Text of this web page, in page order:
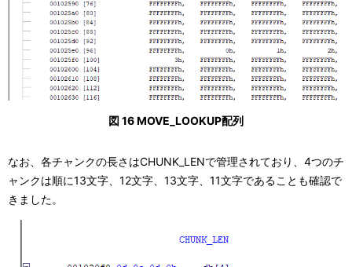
図 16 MOVE_LOOKUP配列
なお、各チャンクの長さはCHUNK_LENで管理されており、4つのチ
ャンクは順に13文字、12文字、13文字、11文字であることも確認で
きました。